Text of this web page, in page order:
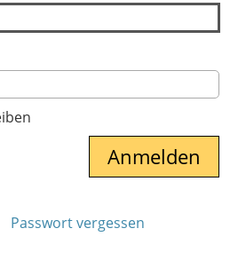
Passwort vergessen